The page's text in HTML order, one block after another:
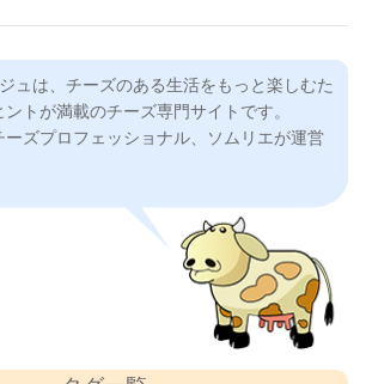
ュは、チーズのある生活をもっと楽しむた
トが満載のチーズ専門サイトです。
ーズプロフェッショナル、ソムリエが運営